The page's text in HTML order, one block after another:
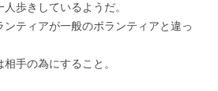
歩きしているようだ。
ンティアが一般のボランティアと違っ
手の為にすること。